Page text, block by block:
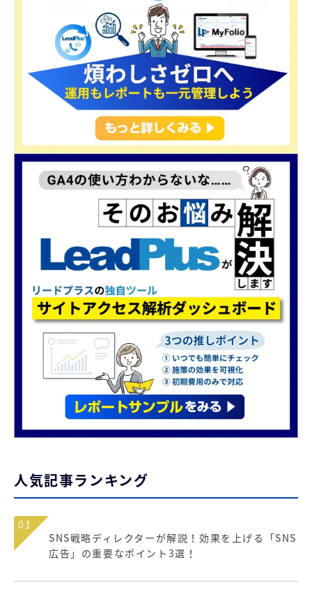
人気記事ランキング
01
SNS戦略ディレクターが解説！効果を上げる「SNS
広告」の重要なポイント3選！